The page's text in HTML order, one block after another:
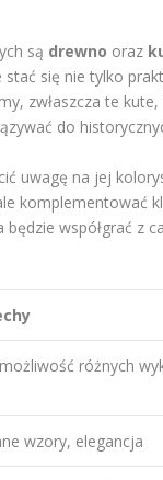
są drewno oraz
się nie tylko
zwłaszcza te
do
uwagę na jej
komplementować
współgrać z
różnych
wzory, elegancja